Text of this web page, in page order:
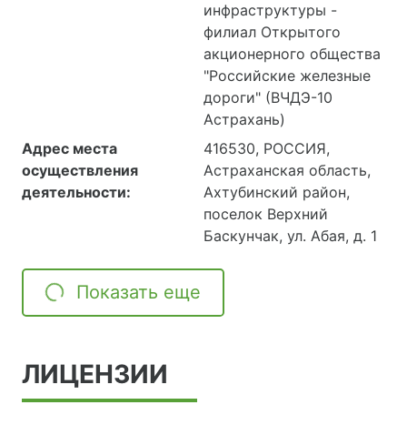
инфраструктуры -
филиал Открытого
акционерного общества
"Российские железные
дороги" (ВЧДЭ-10
Астрахань)
Адрес места
осуществления
деятельности:
416530, РОССИЯ,
Астраханская область,
Ахтубинский район,
поселок Верхний
Баскунчак, ул. Абая, д. 1
Показать еще
ЛИЦЕНЗИИ